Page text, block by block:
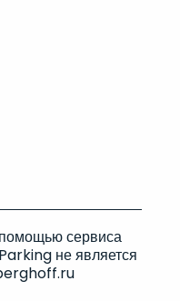
сервиса
не является